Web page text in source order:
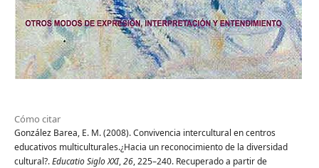
Cómo citar
González Barea, E. M. (2008). Convivencia intercultural en centros
educativos multiculturales.¿Hacia un reconocimiento de la diversidad
cultural?.Educatio Siglo XXI,26, 225–240. Recuperado a partir de